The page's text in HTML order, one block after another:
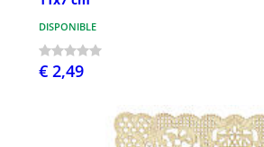
DISPONIBLE
€ 2,49